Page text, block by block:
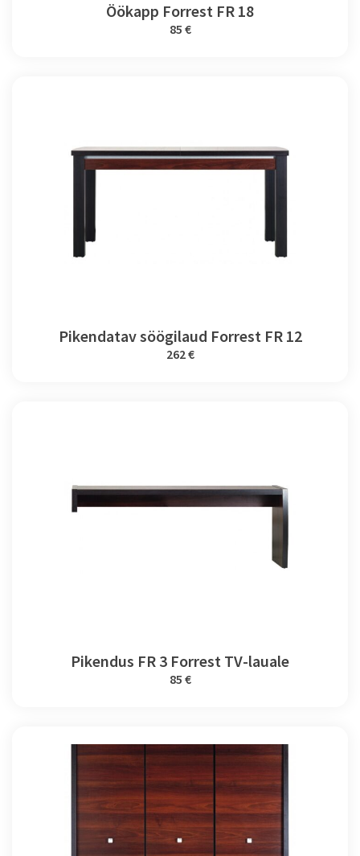
Öökapp Forrest FR 18
85 €
Pikendatav söögilaud Forrest FR 12
262 €
Pikendus FR 3 Forrest TV-lauale
85 €